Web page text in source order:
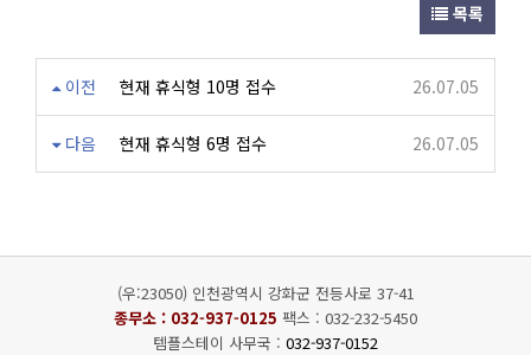
목록
이전 현재 휴식형 10명 접수 26.07.05
다음 현재 휴식형 6명 접수 26.07.05
(우:23050) 인천광역시 강화군 전등사로 37-41
종무소 : 032-937-0125 팩스 : 032-232-5450
템플스테이 사무국 : 032-937-0152